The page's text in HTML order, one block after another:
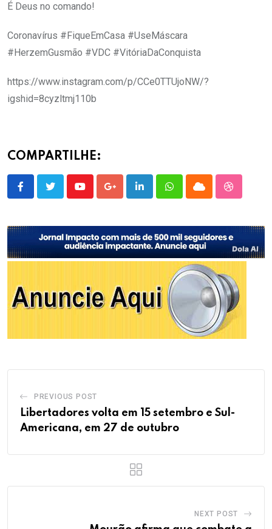
É Deus no comando!
Coronavírus #FiqueEmCasa #UseMáscara
#HerzemGusmão #VDC #VitóriaDaConquista
https://www.instagram.com/p/CCe0TTUjoNW/?
igshid=8cyzltmj110b
COMPARTILHE:
YoutubeGoogle+LinkedInWhatsappCloud
PREVIOUS POST
Libertadores volta em 15 setembro e Sul-
Americana, em 27 de outubro
NEXT POST